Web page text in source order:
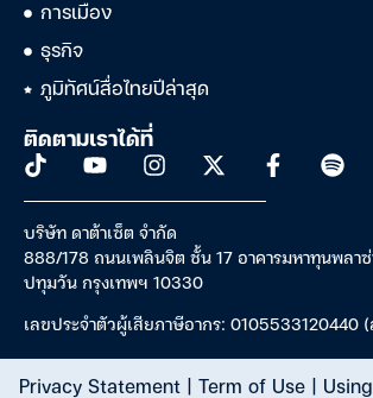
การเมือง
ธุรกิจ
ภูมิทัศน์สื่อไทยปีล่าสุด
ติดตามเราได้ที่
บริษัท ดาต้าเซ็ต จำกัด
888/178 ถนนเพลินจิต ชั้น 17 อาคารมหาทุนพลา
ปทุมวัน กรุงเทพฯ 10330
เลขประจำตัวผู้เสียภาษีอากร: 0105533120440
Privacy Statement| Term of Use|